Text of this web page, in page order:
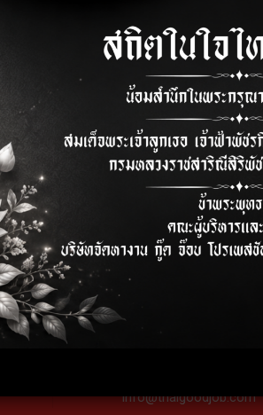
info@thaigoodjob.com